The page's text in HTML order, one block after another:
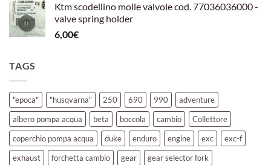
Ktm scodellino molle valvole cod. 77036036000 -
valve spring holder
6,00€
TAGS
"epoca" "husqvarna" 250 690 990
adventure
albero pompa acqua
beta boccola cambio
Collettore
coperchio pompa acqua
duke enduro engine exc
exc-f
exhaust
forchetta cambio gear
gear selector fork